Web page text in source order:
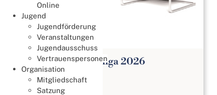
Online
Jugend
Jugendförderung
Veranstaltungen
Jugendausschuss
Vertrauenspersonen
Organisation
Mitgliedschaft
Satzung
Open Paar Bundesliga 2026
Meisterschaften
27. Juli 2026